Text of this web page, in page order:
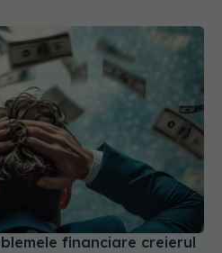
financiare creierul